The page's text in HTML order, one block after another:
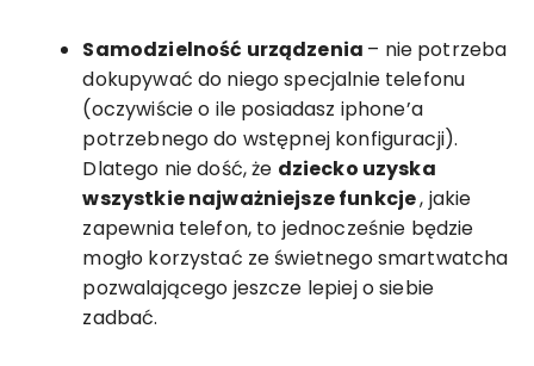
Samodzielność urządzenia – nie potrzeba
dokupywać do niego specjalnie telefonu
(oczywiście o ile posiadasz iphone’a
potrzebnego do wstępnej konfiguracji).
Dlatego nie dość, że dziecko uzyska
wszystkie najważniejsze funkcje, jakie
zapewnia telefon, to jednocześnie będzie
mogło korzystać ze świetnego smartwatcha
pozwalającego jeszcze lepiej o siebie
zadbać.